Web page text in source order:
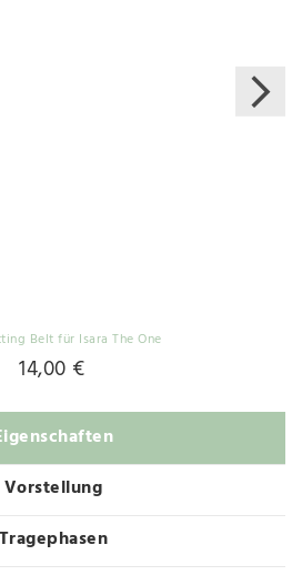
Belt für Isara The One
14,00 €
Vorstellung
Tragephasen